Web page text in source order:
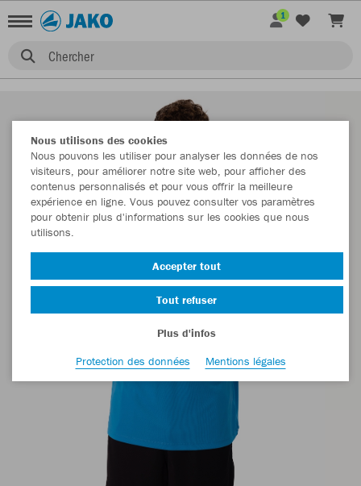
Chercher
1
Nous utilisons des cookies
Nous pouvons les utiliser pour analyser les données de nos
visiteurs, pour améliorer notre site web, pour afficher des
contenus personnalisés et pour vous offrir la meilleure
expérience en ligne. Vous pouvez consulter vos paramètres
pour obtenir plus d'informations sur les cookies que nous
utilisons.
Accepter tout
Tout refuser
Plus d'infos
Protection des données
Mentions légales